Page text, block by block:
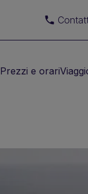
Prezzi e orari